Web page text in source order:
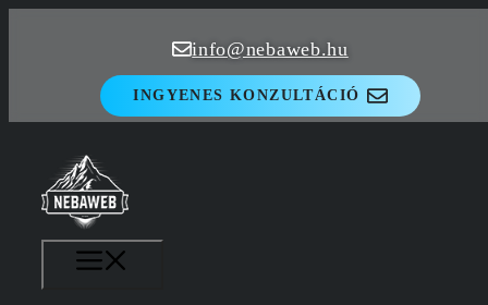
info@nebaweb.hu
INGYENES KONZULTÁCIÓ